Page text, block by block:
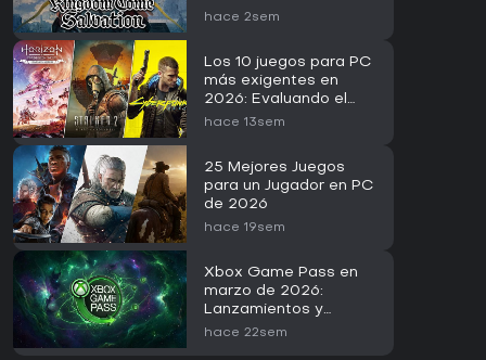
hace 2sem
Los 10 juegos para PC
más exigentes en
2026: Evaluando el
RTX 5090
hace 13sem
25 Mejores Juegos
para un Jugador en PC
de 2026
hace 19sem
Xbox Game Pass en
marzo de 2026:
Lanzamientos y
novedades
hace 22sem